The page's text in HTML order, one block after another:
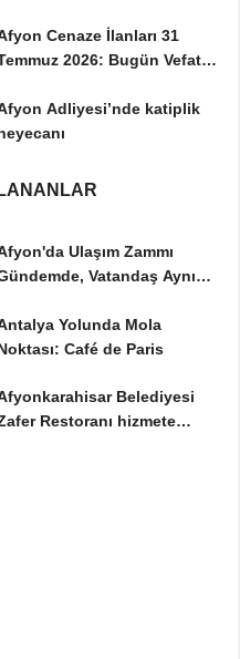
Cenaze İlanları 31
2026: Bugün Vefat
Adliyesi’nde katiplik
Ulaşım Zammı
Vatandaş Aynı
Yolunda Mola
Café de Paris
Belediyesi
Restoranı hizmete